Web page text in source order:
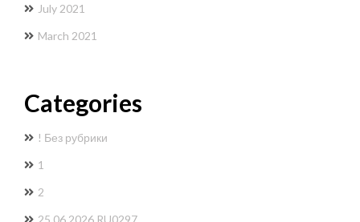
July 2021
March 2021
Categories
! Без рубрики
1
2
25.06.2026 RU0297